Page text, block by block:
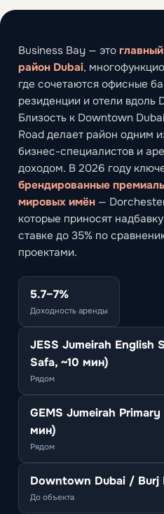
Business Bay — это
район Dubai,
где сочетаются офисные
резиденции и отели вдоль
Близость к Downtown
Road делает район одним
бизнес-специалистов и
доходом. В 2026 году
брендированные
мировых имён —
которые приносят
ставке до 35% по
проектами.
5.7–7%
Доходность аренды
JESS Jumeirah English
Safa, ~10 мин)
Рядом
GEMS Jumeirah
мин)
Рядом
Downtown Dubai / Burj
До объекта